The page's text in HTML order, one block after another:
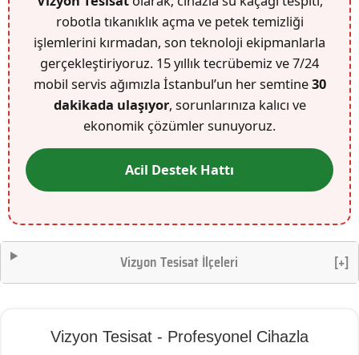
robotla tıkanıklık açma ve petek temizliği
işlemlerini kırmadan, son teknoloji ekipmanlarla
gerçekleştiriyoruz. 15 yıllık tecrübemiz ve 7/24
mobil servis ağımızla İstanbul’un her semtine30
dakikada ulaşıyor, sorunlarınıza kalıcı ve
ekonomik çözümler sunuyoruz.
Acil Destek Hattı
Vizyon Tesisat İlçeleri [+]
Vizyon Tesisat - Profesyonel Cihazla